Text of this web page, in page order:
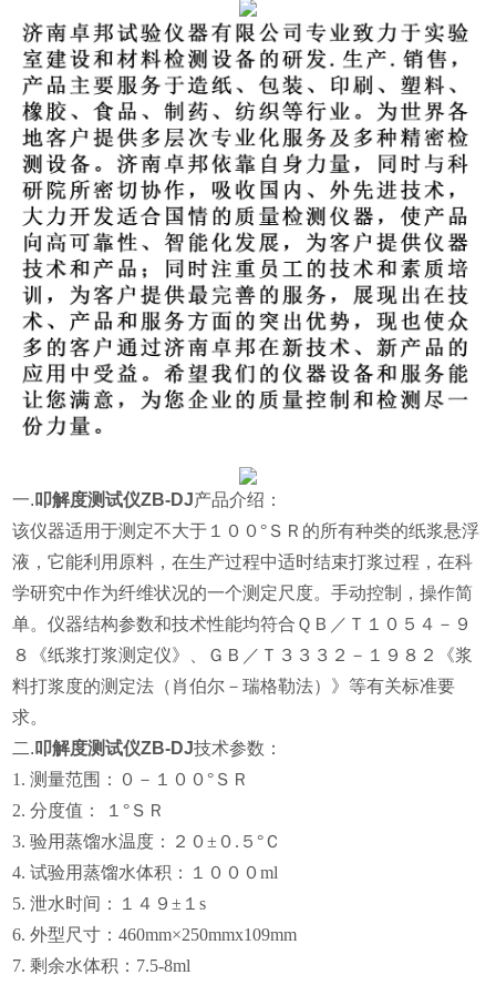
一. 叩解度测试仪ZB-DJ产品介绍：
该仪器适用于测定不大于１００ °ＳＲ的所有种类的纸浆悬浮
液，它能利用原料，在生产过程中适时结束打浆过程，在科
学研究中作为纤维状况的一个测定尺度。手动控制，操作简
单。仪器结构参数和技术性能均符合ＱＢ／Ｔ１０５４－９
８《纸浆打浆测定仪》、ＧＢ／Ｔ３３３２－１９８２《浆
料打浆度的测定法（肖伯尔－瑞格勒法）》等有关标准要
求。
二. 叩解度测试仪ZB-DJ技术参数：
1. 测量范围：０－１００°ＳＲ
2. 分度值： １°ＳＲ
3. 验用蒸馏水温度：２０±０.５°Ｃ
4. 试验用蒸馏水体积：１０００ml
5. 泄水时间：１４９±１s
6. 外型尺寸：460mm×250mmx109mm
7. 剩余水体积：7.5-8ml